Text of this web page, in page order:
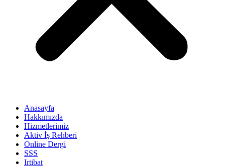
Anasayfa
Hakkımızda
Hizmetlerimiz
Aktiv İş Rehberi
Online Dergi
SSS
Irtibat